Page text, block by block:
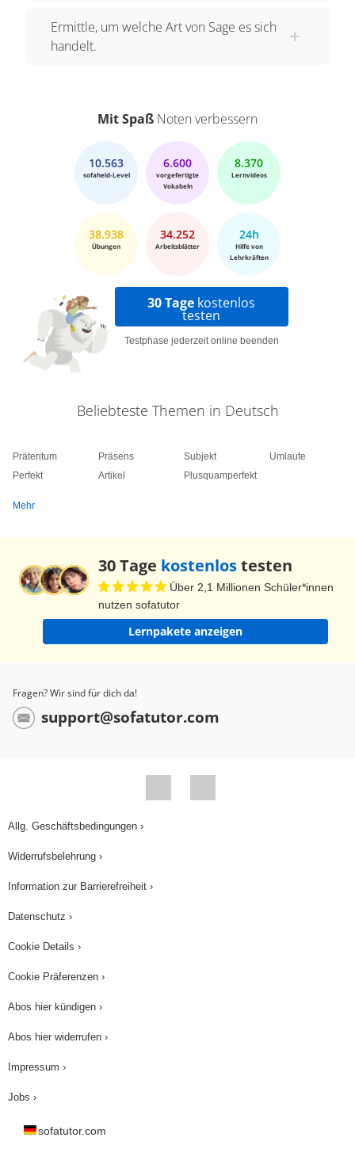
Ermittle, um welche Art von Sage es sich
handelt.
Mit Spaß Noten verbessern
10.563
sofaheld-Level
6.600
vorgefertigte
Vokabeln
8.370
Lernvideos
38.938
Übungen
34.252
Arbeitsblätter
24h
Hilfe von
Lehrkräften
30 Tage kostenlos
testen
Testphase jederzeit online beenden
Beliebteste Themen in Deutsch
Präteritum
Perfekt
Präsens
Artikel
Subjekt
Plusquamperfekt
Umlaute
Mehr
30 Tage kostenlostesten
Über 2,1 Millionen Schüler*innen
nutzen sofatutor
Lernpakete anzeigen
Fragen? Wir sind für dich da!
support@sofatutor.com
Allg. Geschäftsbedingungen ›
Widerrufsbelehrung ›
Information zur Barrierefreiheit ›
Datenschutz ›
Cookie Details ›
Cookie Präferenzen ›
Abos hier kündigen ›
Abos hier widerrufen ›
Impressum ›
Jobs ›
sofatutor.com